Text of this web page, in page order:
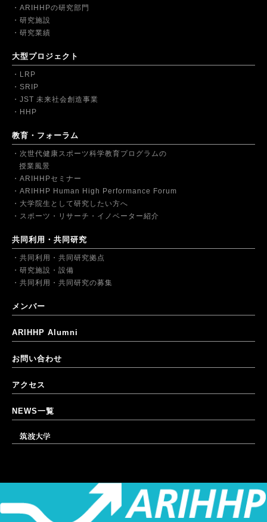
ARIHHPの研究部門
研究施設
研究業績
大型プロジェクト
LRP
SRIP
JST 未来社会創造事業
HHP
教育・フォーラム
次世代健康スポーツ科学教育プログラムの
授業風景
ARIHHPセミナー
ARIHHP Human High Performance Forum
大学院生として研究したい方へ
スポーツ・リサーチ・イノベーター紹介
共同利用・共同研究
共同利用・共同研究拠点
研究施設・設備
共同利用・共同研究の募集
メンバー
ARIHHP Alumni
お問い合わせ
アクセス
NEWS一覧